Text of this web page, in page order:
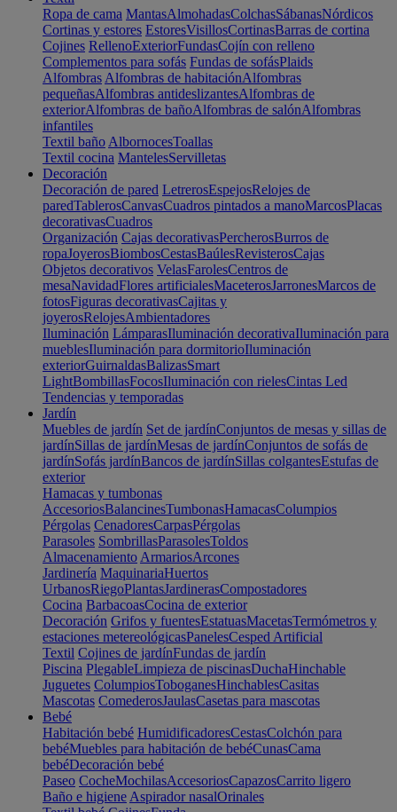
Ropa de cama MantasAlmohadasColchasSábanasNórdicos
Cortinas y estores EstoresVisillosCortinasBarras de cortina
Cojines RellenoExteriorFundasCojín con relleno
Complementos para sofás Fundas de sofásPlaids
Alfombras Alfombras de habitaciónAlfombras
pequeñasAlfombras antideslizantesAlfombras de
exteriorAlfombras de bañoAlfombras de salónAlfombras
infantiles
Textil baño AlbornocesToallas
Textil cocina MantelesServilletas
Decoración
Decoración de pared LetrerosEspejosRelojes de
paredTablerosCanvasCuadros pintados a manoMarcosPlacas
decorativasCuadros
Organización Cajas decorativasPercherosBurros de
ropaJoyerosBiombosCestasBaúlesRevisterosCajas
Objetos decorativos VelasFarolesCentros de
mesaNavidadFlores artificialesMaceterosJarronesMarcos de
fotosFiguras decorativasCajitas y
joyerosRelojesAmbientadores
Iluminación LámparasIluminación decorativaIluminación para
mueblesIluminación para dormitorioIluminación
exteriorGuirnaldasBalizasSmart
LightBombillasFocosIluminación con rielesCintas Led
Tendencias y temporadas
Jardín
Muebles de jardín Set de jardínConjuntos de mesas y sillas de
jardínSillas de jardínMesas de jardínConjuntos de sofás de
jardínSofás jardínBancos de jardínSillas colgantesEstufas de
exterior
Hamacas y tumbonas
AccesoriosBalancinesTumbonasHamacasColumpios
Pérgolas CenadoresCarpasPérgolas
Parasoles SombrillasParasolesToldos
Almacenamiento ArmariosArcones
Jardinería MaquinariaHuertos
UrbanosRiegoPlantasJardinerasCompostadores
Cocina BarbacoasCocina de exterior
Decoración Grifos y fuentesEstatuasMacetasTermómetros y
estaciones metereológicasPanelesCesped Artificial
Textil Cojines de jardínFundas de jardín
Piscina PlegableLimpieza de piscinasDuchaHinchable
Juguetes ColumpiosToboganesHinchablesCasitas
Mascotas ComederosJaulasCasetas para mascotas
Bebé
Habitación bebé HumidificadoresCestasColchón para
bebéMuebles para habitación de bebéCunasCama
bebéDecoración bebé
Paseo CocheMochilasAccesoriosCapazosCarrito ligero
Baño e higiene Aspirador nasalOrinales